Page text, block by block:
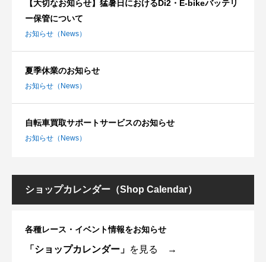
【大切なお知らせ】猛暑日におけるDi2・E-bikeバッテリ
ー保管について
お知らせ（News）
夏季休業のお知らせ
お知らせ（News）
自転車買取サポートサービスのお知らせ
お知らせ（News）
ショップカレンダー（Shop Calendar）
各種レース・イベント情報をお知らせ
「ショップカレンダー」 を見る →